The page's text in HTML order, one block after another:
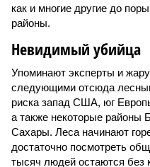
как и многие другие до
районы.
Невидимый убийца
Упоминают эксперты и
следующими отсюда
риска запад США, юг
а также некоторые районы
Сахары. Леса начинают
достаточно посмотреть
тысяч людей остаются без